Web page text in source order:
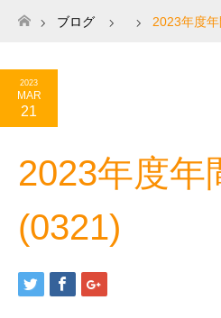
ホーム
ブログ 2023年度
2023
MAR
21
2023年度年
(0321)